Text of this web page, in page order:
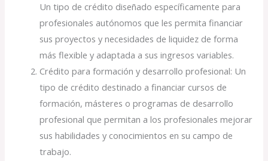
Un tipo de crédito diseñado específicamente para
profesionales autónomos que les permita financiar
sus proyectos y necesidades de liquidez de forma
más flexible y adaptada a sus ingresos variables.
Crédito para formación y desarrollo profesional: Un
tipo de crédito destinado a financiar cursos de
formación, másteres o programas de desarrollo
profesional que permitan a los profesionales mejorar
sus habilidades y conocimientos en su campo de
trabajo.